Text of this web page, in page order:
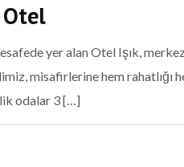
Otel
yer alan Otel Işık,
misafirlerine hem rahatlığı
odalar 3 […]